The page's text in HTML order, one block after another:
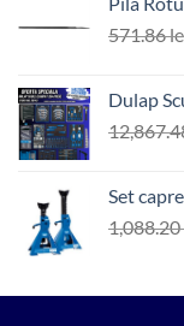
571.86
Dulap
Set
1,088.20